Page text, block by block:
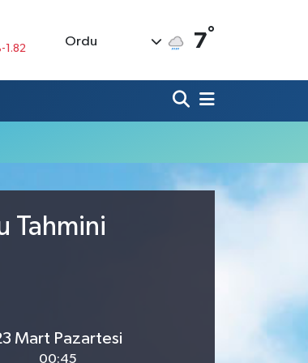
1.82
Ordu 7°
Tahmini
Mart Pazartesi
00:45